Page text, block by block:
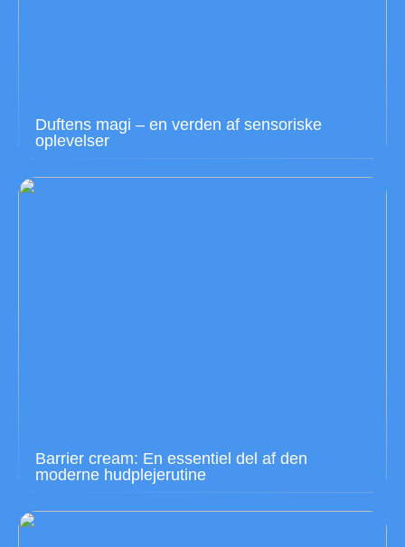
Duftens magi – en verden af sensoriske
oplevelser
Barrier cream: En essentiel del af den
moderne hudplejerutine